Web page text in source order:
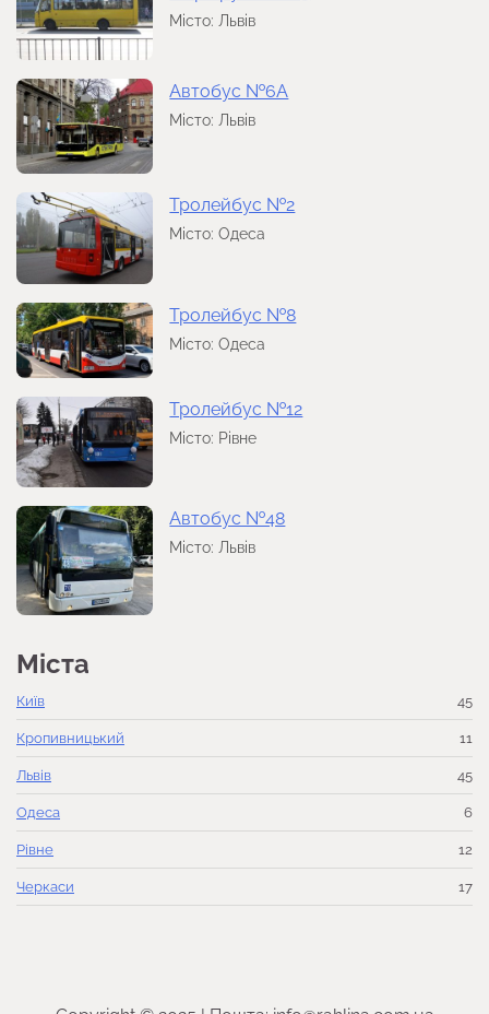
Місто: Львів
Автобус №6А
Місто: Львів
Тролейбус №2
Місто: Одеса
Тролейбус №8
Місто: Одеса
Тролейбус №12
Місто: Рівне
Автобус №48
Місто: Львів
Міста
Київ 45
Кропивницький 11
Львів 45
Одеса 6
Рівне 12
Черкаси 17